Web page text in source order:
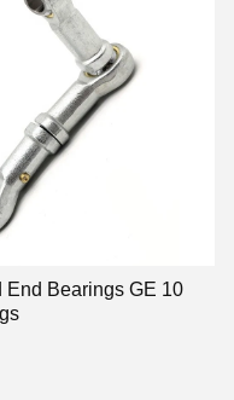
End Bearings GE 10